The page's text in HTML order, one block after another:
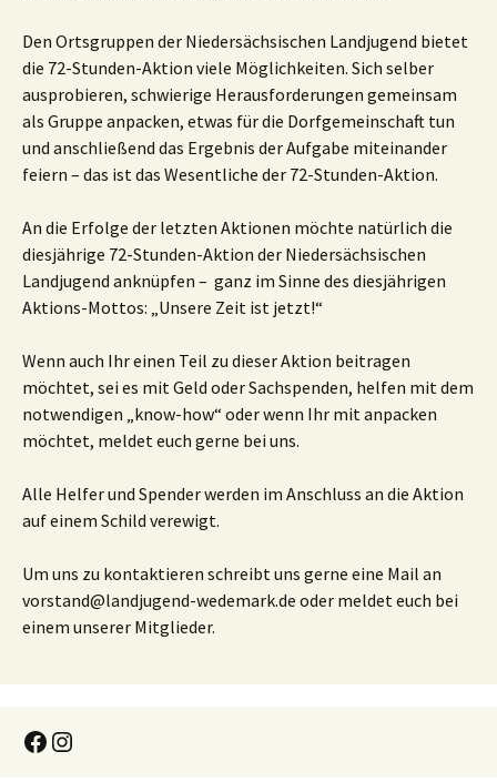
Den Ortsgruppen der Niedersächsischen Landjugend bietet
die 72-Stunden-Aktion viele Möglichkeiten. Sich selber
ausprobieren, schwierige Herausforderungen gemeinsam
als Gruppe anpacken, etwas für die Dorfgemeinschaft tun
und anschließend das Ergebnis der Aufgabe miteinander
feiern – das ist das Wesentliche der 72-Stunden-Aktion.
An die Erfolge der letzten Aktionen möchte natürlich die
diesjährige 72-Stunden-Aktion der Niedersächsischen
Landjugend anknüpfen – ganz im Sinne des diesjährigen
Aktions-Mottos: „Unsere Zeit ist jetzt!“
Wenn auch Ihr einen Teil zu dieser Aktion beitragen
möchtet, sei es mit Geld oder Sachspenden, helfen mit dem
notwendigen „know-how“ oder wenn Ihr mit anpacken
möchtet, meldet euch gerne bei uns.
Alle Helfer und Spender werden im Anschluss an die Aktion
auf einem Schild verewigt.
Um uns zu kontaktieren schreibt uns gerne eine Mail an
vorstand@landjugend-wedemark.de oder meldet euch bei
einem unserer Mitglieder.
Facebook
Instagram